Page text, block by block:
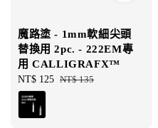
魔路塗 - 1mm軟細尖頭
替換用 2pc. - 222EM專
用 CALLIGRAFX™
Sale
price
NT$ 125 Regular
NT$ 135